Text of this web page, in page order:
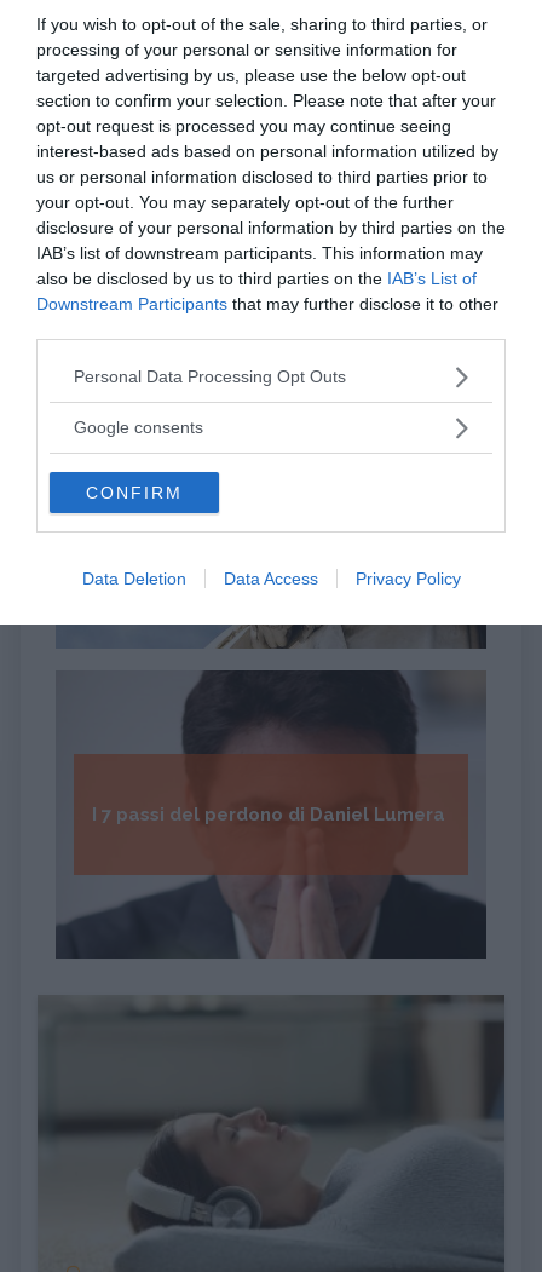
If you wish to opt-out of the sale, sharing to third parties, or
processing of your personal or sensitive information for
targeted advertising by us, please use the below opt-out
section to confirm your selection. Please note that after your
opt-out request is processed you may continue seeing
interest-based ads based on personal information utilized by
us or personal information disclosed to third parties prior to
your opt-out. You may separately opt-out of the further
disclosure of your personal information by third parties on the
IAB’s list of downstream participants. This information may
also be disclosed by us to third parties on the IAB’s List of
Downstream Participants that may further disclose it to other
Please note that this website/app uses one or more Google
not limited to your visit or usage behaviour. You may click to
use your data for below specified purposes in below Google
consent section.
Personal Data Processing Opt Outs
Google consents
CONFIRM
Data Deletion Data Access Privacy Policy
Ciclotimia, cos'è e come si cura
AMORE
Liberarsi dall'ossessione per una
persona
I nostri speciali
Psicologia della Divina Commedia
I 7 passi del perdono di Daniel Lumera